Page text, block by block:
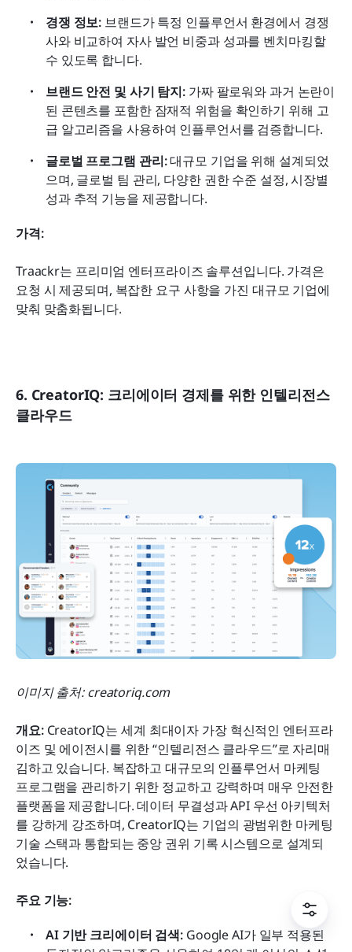
경쟁 정보: 브랜드가 특정 인플루언서 환경에서 경쟁
사와 비교하여 자사 발언 비중과 성과를 벤치마킹할
수 있도록 합니다.
브랜드 안전 및 사기 탐지: 가짜 팔로워와 과거 논란이
된 콘텐츠를 포함한 잠재적 위험을 확인하기 위해 고
급 알고리즘을 사용하여 인플루언서를 검증합니다.
글로벌 프로그램 관리: 대규모 기업을 위해 설계되었
으며, 글로벌 팀 관리, 다양한 권한 수준 설정, 시장별
성과 추적 기능을 제공합니다.
가격:
Traackr는 프리미엄 엔터프라이즈 솔루션입니다. 가격은
요청 시 제공되며, 복잡한 요구 사항을 가진 대규모 기업에
맞춰 맞춤화됩니다.
6. CreatorIQ: 크리에이터 경제를 위한 인텔리전스
클라우드
이미지 출처: creatoriq.com
개요: CreatorIQ는 세계 최대이자 가장 혁신적인 엔터프라
이즈 및 에이전시를 위한 “인텔리전스 클라우드”로 자리매
김하고 있습니다. 복잡하고 대규모의 인플루언서 마케팅
프로그램을 관리하기 위한 정교하고 강력하며 매우 안전한
플랫폼을 제공합니다. 데이터 무결성과 API 우선 아키텍처
를 강하게 강조하며, CreatorIQ는 기업의 광범위한 마케팅
기술 스택과 통합되는 중앙 권위 기록 시스템으로 설계되
었습니다.
주요 기능:
AI 기반 크리에이터 검색: Google AI가 일부 적용된